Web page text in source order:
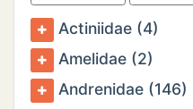
Actiniidae (4)
Amelidae (2)
Andrenidae (146)